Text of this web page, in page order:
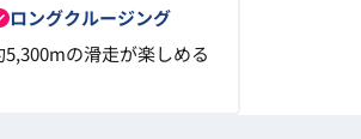
ロングクルージング
5,300mの滑走が楽しめる